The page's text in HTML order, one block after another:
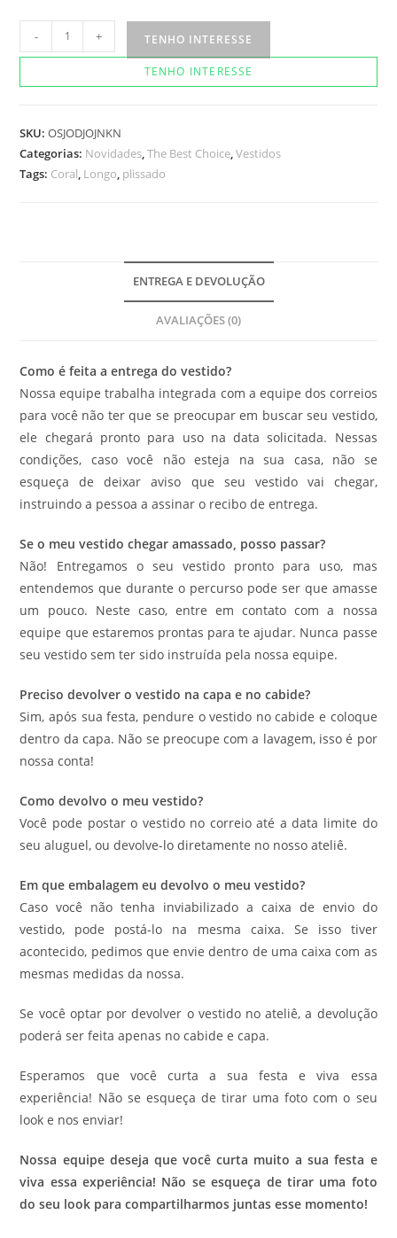
Berta
- + TENHO INTERESSE
TENHO INTERESSE
SKU:OSJODJOJNKN
Categorias: Novidades,The Best Choice,Vestidos
Tags: Coral, Longo, plissado
ENTREGA E DEVOLUÇÃO
AVALIAÇÕES (0)
Como é feita a entrega do vestido?
Nossa equipe trabalha integrada com a equipe dos correios
para você não ter que se preocupar em buscar seu vestido,
ele chegará pronto para uso na data solicitada. Nessas
condições, caso você não esteja na sua casa, não se
esqueça de deixar aviso que seu vestido vai chegar,
instruindo a pessoa a assinar o recibo de entrega.
Se o meu vestido chegar amassado, posso passar?
Não! Entregamos o seu vestido pronto para uso, mas
entendemos que durante o percurso pode ser que amasse
um pouco. Neste caso, entre em contato com a nossa
equipe que estaremos prontas para te ajudar. Nunca passe
seu vestido sem ter sido instruída pela nossa equipe.
Preciso devolver o vestido na capa e no cabide?
Sim, após sua festa, pendure o vestido no cabide e coloque
dentro da capa. Não se preocupe com a lavagem, isso é por
nossa conta!
Como devolvo o meu vestido?
Você pode postar o vestido no correio até a data limite do
seu aluguel, ou devolve-lo diretamente no nosso ateliê.
Em que embalagem eu devolvo o meu vestido?
Caso você não tenha inviabilizado a caixa de envio do
vestido, pode postá-lo na mesma caixa. Se isso tiver
acontecido, pedimos que envie dentro de uma caixa com as
mesmas medidas da nossa.
Se você optar por devolver o vestido no ateliê, a devolução
poderá ser feita apenas no cabide e capa.
Esperamos que você curta a sua festa e viva essa
experiência! Não se esqueça de tirar uma foto com o seu
look e nos enviar!
Nossa equipe deseja que você curta muito a sua festa e
viva essa experiência! Não se esqueça de tirar uma foto
do seu look para compartilharmos juntas esse momento!